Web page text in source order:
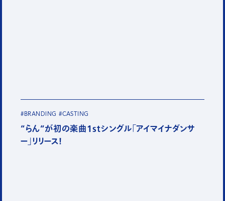
#BRANDING #CASTING
“らん“が初の楽曲1stシングル「アイマイナダンサ
ー」リリース！